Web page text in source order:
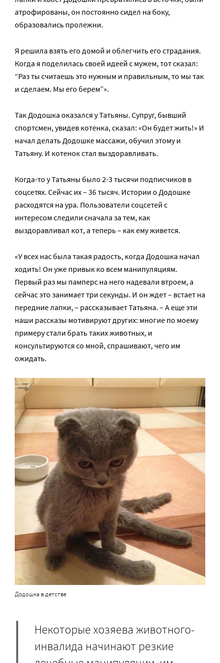
атрофированы, он постоянно сидел на боку,
образовались пролежни.
Я решила взять его домой и облегчить его страдания.
Когда я поделилась своей идеей с мужем, тот сказал:
“Раз ты считаешь это нужным и правильным, то мы так
и сделаем. Мы его берем”».
Так Додошка оказался у Татьяны. Супруг, бывший
спортсмен, увидев котенка, сказал: «Он будет жить!» И
начал делать Додошке массажи, обучил этому и
Татьяну. И котенок стал выздоравливать.
Когда-то у Татьяны было 2-3 тысячи подписчиков в
соцсетях. Сейчас их – 36 тысяч. Истории о Додошке
расходятся на ура. Пользователи соцсетей с
интересом следили сначала за тем, как
выздоравливал кот, а теперь – как ему живется.
«У всех нас была такая радость, когда Додошка начал
ходить! Он уже привык ко всем манипуляциям.
Первый раз мы памперс на него надевали втроем, а
сейчас это занимает три секунды. И он ждет – встает на
передние лапки, – рассказывает Татьяна. – А еще эти
наши рассказы мотивируют других: многие по моему
примеру стали брать таких животных, и
консультируются со мной, спрашивают, чего им
ожидать.
Додошка в детстве
Некоторые хозяева животного-
инвалида начинают резкие